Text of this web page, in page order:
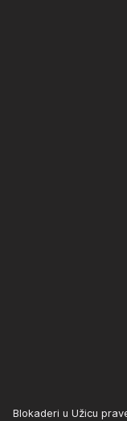
Blokaderi u Užicu